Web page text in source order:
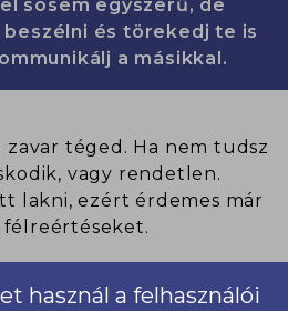
sosem egyszerű, de
és törekedj te is
a másikkal.
zavar téged. Ha nem tudsz
vagy rendetlen.
lakni, ezért érdemes már
félreértéseket.
hogy a
használ a felhasználói